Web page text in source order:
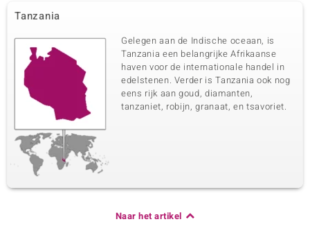
Tanzania
Gelegen aan de Indische oceaan, is
Tanzania een belangrijke Afrikaanse
haven voor de internationale handel in
edelstenen. Verder is Tanzania ook nog
eens rijk aan goud, diamanten,
tanzaniet, robijn, granaat, en tsavoriet.
Naar het artikel